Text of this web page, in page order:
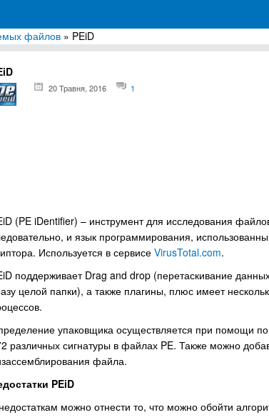
для Windows
файлов » PEiD
20 Травня, 2016 1
(PE iDentifier) – инструмент для исследования
и язык программирования,
Используется в сервисе VirusTotal.com.
поддерживает Drag and drop (перетаскивание
целой папки), а также плагины, плюс имеет
упаковщика осуществляется при помощи
различных сигнатуры в файлах PE. Также можно
файла.
PEiD
можно отнести то, что можно обойти